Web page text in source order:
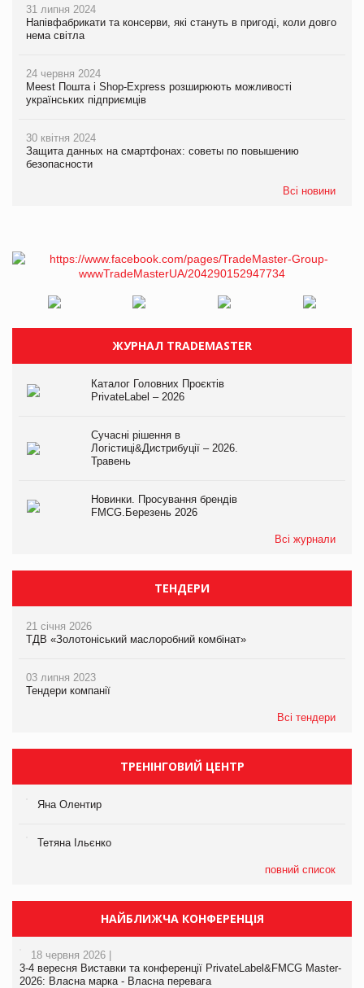
31 липня 2024
Напівфабрикати та консерви, які стануть в пригоді, коли довго
нема світла
24 червня 2024
Meest Пошта і Shop-Express розширюють можливості
українських підприємців
30 квітня 2024
Защита данных на смартфонах: советы по повышению
безопасности
Всі новини
ЖУРНАЛ TRADEMASTER
Каталог Головних Проєктів
PrivateLabel – 2026
Сучасні рішення в
Логістиці&Дистрибуції – 2026.
Травень
Новинки. Просування брендів
FMCG.Березень 2026
Всі журнали
ТЕНДЕРИ
21 січня 2026
ТДВ «Золотоніський маслоробний комбінат»
03 липня 2023
Тендери компанії
Всі тендери
ТРЕНІНГОВИЙ ЦЕНТР
Яна Олентир
Тетяна Ільєнко
повний список
НАЙБЛИЖЧА КОНФЕРЕНЦІЯ
18 червня 2026 |
3-4 вересня Виставки та конференції PrivateLabel&FMCG Master-
2026: Власна марка - Власна перевага